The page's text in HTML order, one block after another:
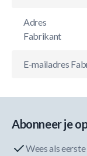
Adres
Fabrikant
E-mailadres
Abonneer je
Wees als